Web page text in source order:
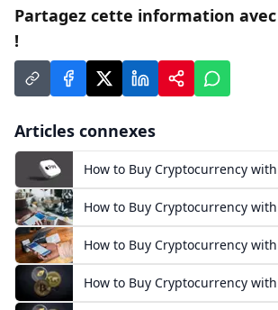
Partagez cette information
!
Articles connexes
How to Buy Cryptocurrency
Europe
How to Buy Cryptocurrency
Europe
How to Buy Cryptocurrency
Exchanges in Poland
How to Buy Cryptocurrency
European Guide